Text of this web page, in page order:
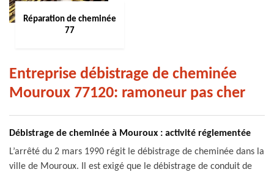
Réparation de cheminée
77
Entreprise débistrage de cheminée
Mouroux 77120: ramoneur pas cher
Débistrage de cheminée à Mouroux : activité réglementée
L’arrêté du 2 mars 1990 régit le débistrage de cheminée dans la
ville de Mouroux. Il est exigé que le débistrage de conduit de